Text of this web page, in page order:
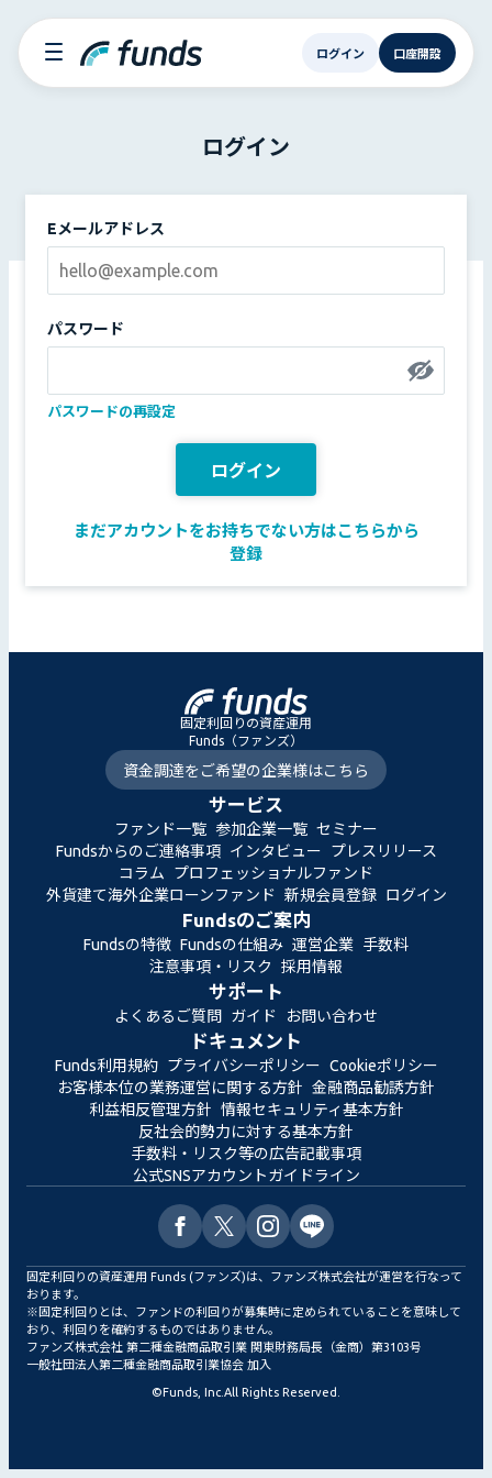
ログイン 口座開設
ログイン
Eメールアドレス
パスワード
パスワードの再設定
ログイン
まだアカウントをお持ちでない方はこちらから
登録
固定利回りの資産運用
Funds（ファンズ）
資金調達をご希望の企業様はこちら
サービス
ファンド一覧 参加企業一覧 セミナー
Fundsからのご連絡事項 インタビュー
プレスリリース
コラム
プロフェッショナルファンド
外貨建て海外企業ローンファンド 新規会員登録 ログイン
Fundsのご案内
Fundsの特徴 Fundsの仕組み 運営企業 手数料
注意事項・リスク
採用情報
サポート
よくあるご質問 ガイド お問い合わせ
ドキュメント
Funds利用規約 プライバシーポリシー Cookieポリシー
お客様本位の業務運営に関する方針 金融商品勧誘方針
利益相反管理方針 情報セキュリティ基本方針
反社会的勢力に対する基本方針
手数料・リスク等の広告記載事項
公式SNSアカウントガイドライン
固定利回りの資産運用 Funds (ファンズ)は、ファンズ株式会社が運営を行なって
おります。
※固定利回りとは、ファンドの利回りが募集時に定められていることを意味して
おり、利回りを確約するものではありません。
ファンズ株式会社 第二種金融商品取引業 関東財務局長（金商）第3103号
一般社団法人第二種金融商品取引業協会 加入
©Funds, Inc. All Rights Reserved.